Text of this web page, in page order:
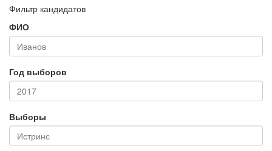
Фильтр кандидатов
ФИО
Год выборов
Выборы